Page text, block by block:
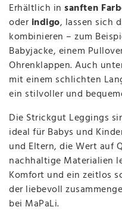
Erhältlich in sanften
oder indigo, lassen sich
kombinieren – zum
Babyjacke, einem
Ohrenklappen. Auch
mit einem schlichten
ein stilvoller und
Die Strickgut Leggings
ideal für Babys und
und Eltern, die Wert auf
nachhaltige Materialien
Komfort und ein zeitlos
der liebevoll
bei MaPaLi.